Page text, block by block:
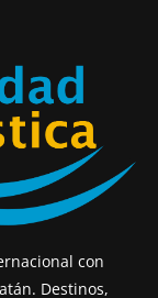
con
Destinos,